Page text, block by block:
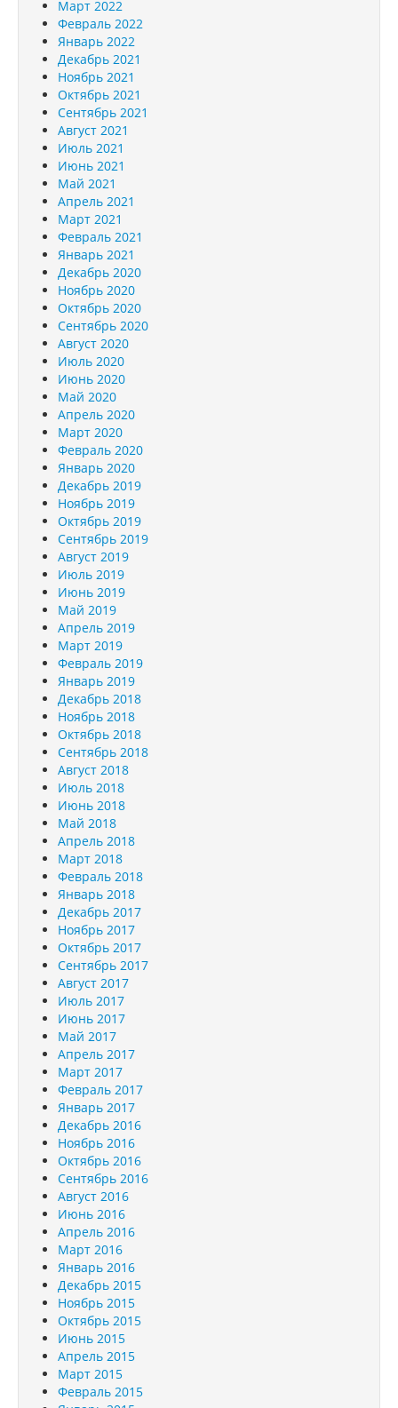
Март 2022
Февраль 2022
Январь 2022
Декабрь 2021
Ноябрь 2021
Октябрь 2021
Сентябрь 2021
Август 2021
Июль 2021
Июнь 2021
Май 2021
Апрель 2021
Март 2021
Февраль 2021
Январь 2021
Декабрь 2020
Ноябрь 2020
Октябрь 2020
Сентябрь 2020
Август 2020
Июль 2020
Июнь 2020
Май 2020
Апрель 2020
Март 2020
Февраль 2020
Январь 2020
Декабрь 2019
Ноябрь 2019
Октябрь 2019
Сентябрь 2019
Август 2019
Июль 2019
Июнь 2019
Май 2019
Апрель 2019
Март 2019
Февраль 2019
Январь 2019
Декабрь 2018
Ноябрь 2018
Октябрь 2018
Сентябрь 2018
Август 2018
Июль 2018
Июнь 2018
Май 2018
Апрель 2018
Март 2018
Февраль 2018
Январь 2018
Декабрь 2017
Ноябрь 2017
Октябрь 2017
Сентябрь 2017
Август 2017
Июль 2017
Июнь 2017
Май 2017
Апрель 2017
Март 2017
Февраль 2017
Январь 2017
Декабрь 2016
Ноябрь 2016
Октябрь 2016
Сентябрь 2016
Август 2016
Июнь 2016
Апрель 2016
Март 2016
Январь 2016
Декабрь 2015
Ноябрь 2015
Октябрь 2015
Июнь 2015
Апрель 2015
Март 2015
Февраль 2015